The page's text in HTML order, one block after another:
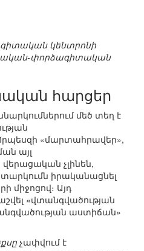
կենտրոնի
փորձագիտական
հարցեր
մեծ տեղ է
«մարտահրավեր»,
այլ
չլինեն,
իրականացնել
միջոցով։ Այդ
«վտանգվածության
աստիճան»
չափվում է